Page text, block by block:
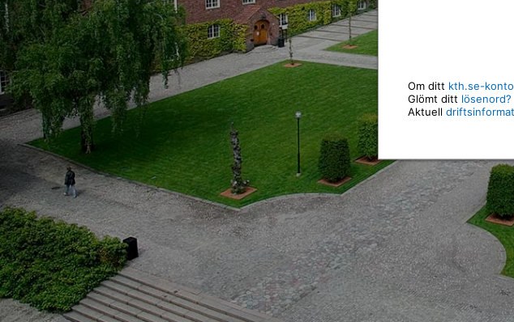
Om ditt kth.se-konto
Glömt ditt lösenord?
Aktuell